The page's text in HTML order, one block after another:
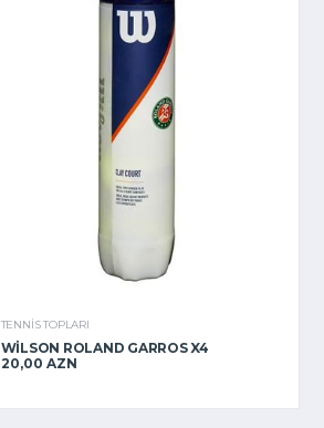
TENNIS TOPLARI
WILSON ROLAND GARROS X4
20,00 AZN